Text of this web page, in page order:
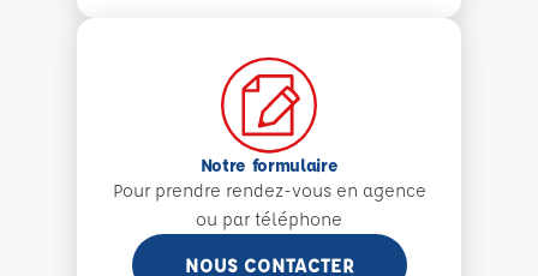
Notre formulaire
Pour prendre rendez-vous en agence
ou par téléphone
NOUS CONTACTER